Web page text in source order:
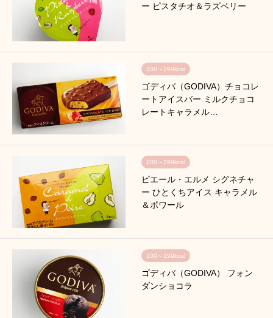
ー ピスタチオ＆ラズベリー
200～299kcal
ゴディバ（GODIVA）チョコレ
ートアイスバー ミルクチョコ
レートキャラメル…
200～299kcal
ピエール・エルメ シグネチャ
ー ひとくちアイス キャラメル
＆ポワール
100～199kcal
ゴディバ（GODIVA） フォン
ダンショコラ